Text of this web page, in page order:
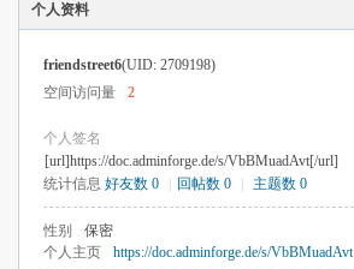
个人资料
friendstreet6(UID: 2709198)
空间访问量
2
个人签名
[url]https://doc.adminforge.de/s/VbBMuadAvt[/url]
统计信息 好友数 0 回帖数 0 主题数 0
性别 保密
个人主页
https://doc.adminforge.de/s/VbBMuadAvt